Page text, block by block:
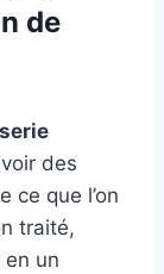
de
des
ce que l’on
traité,
un